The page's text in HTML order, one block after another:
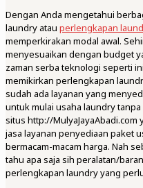
Dengan Anda mengetahui
laundry atau perlengkapan
memperkirakan modal awal.
menyesuaikan dengan budget
zaman serba teknologi seperti
memikirkan perlengkapan
sudah ada layanan yang
untuk mulai usaha laundry
situs http://MulyaJayaAbadi.com
jasa layanan penyediaan paket
bermacam-macam harga. Nah
tahu apa saja sih peralatan/
perlengkapan laundry yang